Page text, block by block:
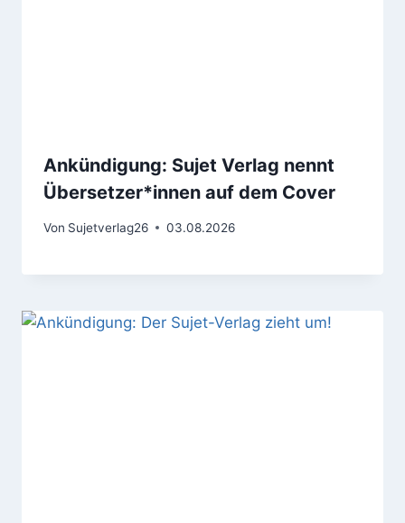
Ankündigung: Sujet Verlag nennt
Übersetzer*innen auf dem Cover
Von Sujetverlag26 03.08.2026